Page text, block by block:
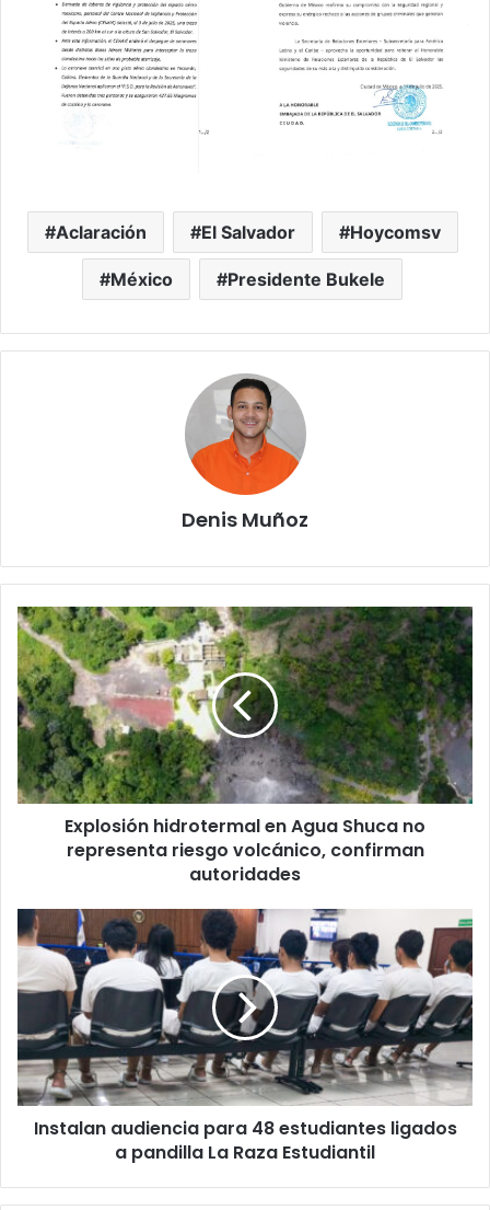
Aclaración El Salvador Hoycomsv
México Presidente Bukele
Denis Muñoz
Explosión
hidrotermal
en
Agua
Shuca
no
representa
riesgo
volcánico,
confirman
autoridades
Explosión hidrotermal en Agua Shuca no
representa riesgo volcánico, confirman
autoridades
Instalan
audiencia
48
estudiantes
ligados
a
pandilla
La
RazaInstalan audiencia para 48 estudiantes ligados
a pandilla La Raza Estudiantil